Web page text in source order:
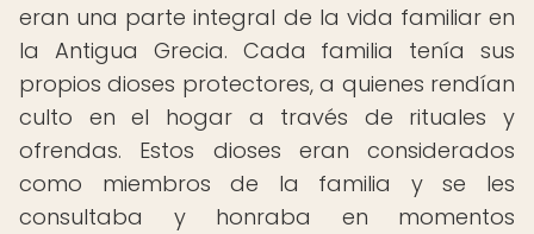
eran una parte integral de la vida familiar en
la Antigua Grecia. Cada familia tenía sus
propios dioses protectores, a quienes rendían
culto en el hogar a través de rituales y
ofrendas. Estos dioses eran considerados
como miembros de la familia y se les
consultaba y honraba en momentos